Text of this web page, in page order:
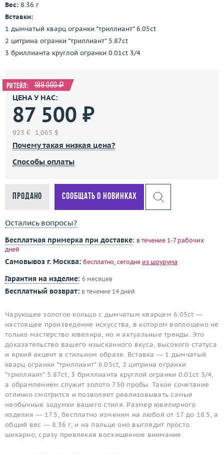
Вес: 8.36 г
Вставки:
1 дымчатый кварц огранки "триллиант" 6.05ct
2 цитрина огранки "триллиант" 5.87ct
3 бриллианта круглой огранки 0.01ct 3/4
Ритейл: 189 000 ₽
ЦЕНА У НАС:
87 500 ₽
923 € 1,065 $
Почему такая низкая цена?
Способы оплаты
Продано Сообщать о новинках
Остались вопросы?
Бесплатная примерка при доставке: в течение 1-7 рабочих
дней
Самовывоз г. Москва: бесплатно, сегодня из шоурума
Гарантия на изделие: 6 месяцев
Бесплатный возврат: в течение 14 дней
Чарующее золотое кольцо с дымчатым кварцем 6.05ct —
настоящее произведение искусства, в котором воплощено не
только мастерство ювелира, но и актуальные тренды. Это
доказательство вашего изысканного вкуса, высокого статуса
и яркий акцент в стильном образе. Вставка — 1 дымчатый
кварц огранки "триллиант" 6.05ct, 2 цитрина огранки
"триллиант" 5.87ct, 3 бриллианта круглой огранки 0.01ct 3/4,
а обрамлением служит золото 750 пробы. Такое сочетание
отлично смотрится и позволяет реализовывать самые
необычные задумки вашего стиля. Размер ювелирного
изделия — 17.5, бесплатно изменим на любой от 17 до 18.5, а
общий вес — 8.36 г, и на пальце оно выглядит просто
шикарно, сразу привлекая восхищенное внимание.